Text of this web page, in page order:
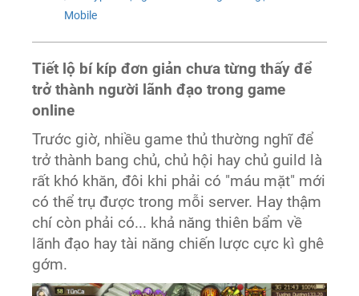
Mobile
Tiết lộ bí kíp đơn giản chưa từng thấy để
trở thành người lãnh đạo trong game
online
Trước giờ, nhiều game thủ thường nghĩ để
trở thành bang chủ, chủ hội hay chủ guild là
rất khó khăn, đôi khi phải có "máu mặt" mới
có thể trụ được trong mỗi server. Hay thậm
chí còn phải có... khả năng thiên bẩm về
lãnh đạo hay tài năng chiến lược cực kì ghê
gớm.